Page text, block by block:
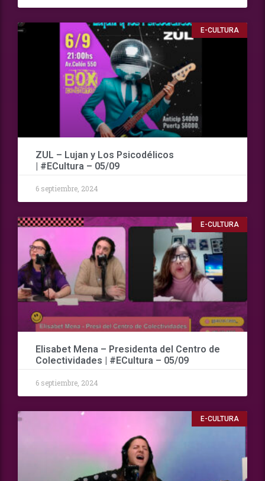
E-CULTURA
ZUL – Lujan y Los Psicodélicos
| #ECultura – 05/09
6 septiembre, 2024
E-CULTURA
Elisabet Mena – Presidenta del Centro de
Colectividades | #ECultura – 05/09
6 septiembre, 2024
E-CULTURA